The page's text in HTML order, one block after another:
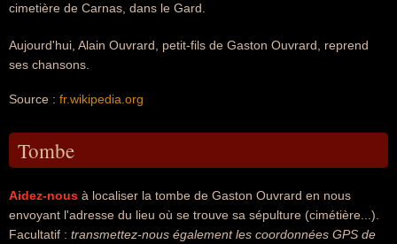
cimetière de Carnas, dans le Gard.
Aujourd'hui, Alain Ouvrard, petit-fils de Gaston Ouvrard, reprend
ses chansons.
Source : fr.wikipedia.org
Tombe
Aidez-nous à localiser la tombe de Gaston Ouvrard en nous
envoyant l'adresse du lieu où se trouve sa sépulture (cimétière...).
Facultatif : transmettez-nous également les coordonnées GPS de